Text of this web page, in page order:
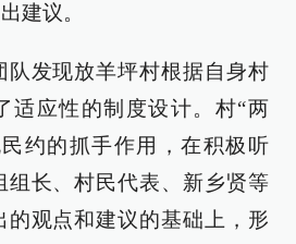
建议。
队发现放羊坪村根据自身村
适应性的制度设计。村“两
约的抓手作用，在积极听
组长、村民代表、新乡贤等
的观点和建议的基础上，形